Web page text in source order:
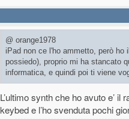
@ orange1978
iPad non ce l'ho ammetto, però
possiedo), proprio mi ha stancato
informatica, e quindi poi ti viene
L’ultimo synth che ho avuto e’
keybed e l’ho svenduta pochi